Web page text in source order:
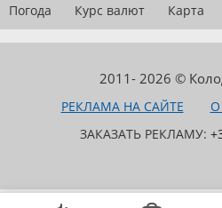
Погода Курс валют Карта
2011- 2026 ©
РЕКЛАМА НА САЙТЕ О
ЗАКАЗАТЬ РЕКЛАМУ: